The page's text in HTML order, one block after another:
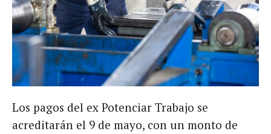
Los pagos del ex Potenciar Trabajo se
acreditarán el 9 de mayo, con un monto de